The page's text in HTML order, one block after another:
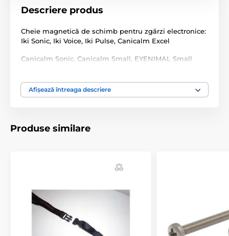
Descriere produs
Cheie magnetică de schimb pentru zgărzi electronice:
Iki Sonic, Iki Voice, Iki Pulse, Canicalm Excel
Canicalm Sonic, Canicalm Small, EYENIMAL Small
Canicom, Canicom Expert, Canicom Soft, Expert 600,
Canibeep Pro beeper, Canibeep beeper, Canibeep 5,
cumpărați de la noi accesorii pentru un produs deja
achiziționat din afara Uniunii Europene, produsele nu
diferite.
Specificațiile tehnice se pot modifica fără notificare
expresă. Imaginile au doar caracter ilustrativ.
Afișează întreaga descriere
Produse similare